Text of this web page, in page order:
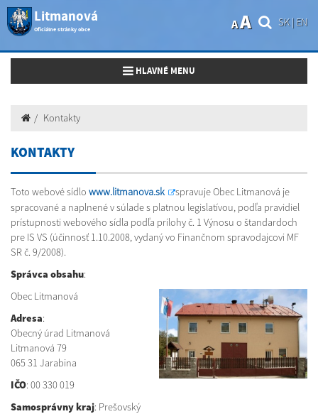
Litmanová
Oficiálne stránky obce
SK| EN
AA
Toggle navigation
HLAVNÉ MENU
Kontakty
KONTAKTY
Toto webové sídlo www.litmanova.sk
spravuje Obec Litmanová je
spracované a naplnené v súlade s platnou legislatívou, podľa pravidiel
prístupnosti webového sídla podľa prílohy č. 1 Výnosu o štandardoch
pre IS VS (účinnosť 1.10.2008, vydaný vo Finančnom spravodajcovi MF
SR č. 9/2008).
Správca obsahu:
Obec Litmanová
Adresa:
Obecný úrad Litmanová
Litmanová 79
065 31 Jarabina
IČO: 00 330 019
Samosprávny kraj: Prešovský